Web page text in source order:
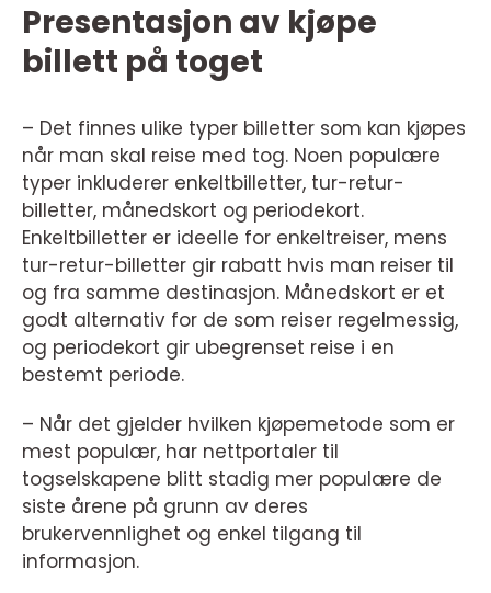
Presentasjon av kjøpe
billett på toget
– Det finnes ulike typer billetter som kan kjøpes
når man skal reise med tog. Noen populære
typer inkluderer enkeltbilletter, tur-retur-
billetter, månedskort og periodekort.
Enkeltbilletter er ideelle for enkeltreiser, mens
tur-retur-billetter gir rabatt hvis man reiser til
og fra samme destinasjon. Månedskort er et
godt alternativ for de som reiser regelmessig,
og periodekort gir ubegrenset reise i en
bestemt periode.
– Når det gjelder hvilken kjøpemetode som er
mest populær, har nettportaler til
togselskapene blitt stadig mer populære de
siste årene på grunn av deres
brukervennlighet og enkel tilgang til
informasjon.